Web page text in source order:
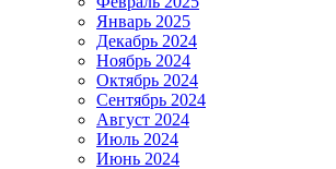
Январь 2025
Декабрь 2024
Ноябрь 2024
Октябрь 2024
Сентябрь 2024
Август 2024
Июль 2024
Июнь 2024